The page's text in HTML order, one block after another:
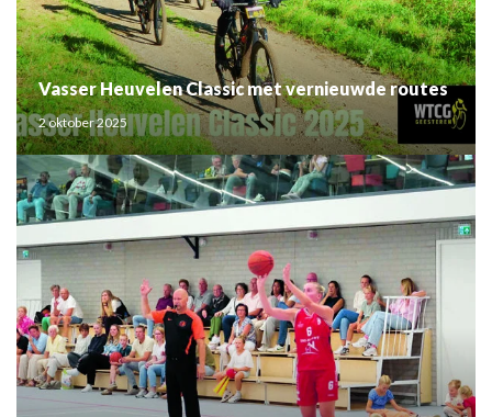
Vasser Heuvelen Classic met vernieuwde routes
2 oktober 2025